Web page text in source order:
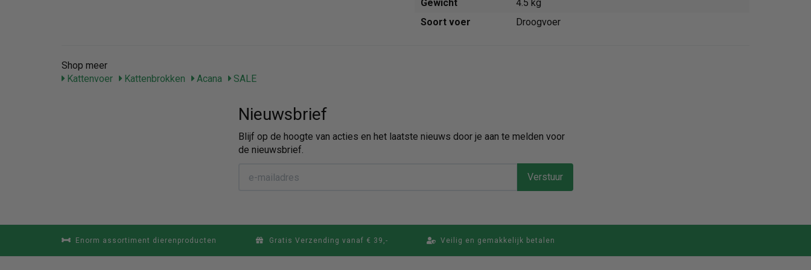
Gewicht
4.5 kg
Soort voer
Droogvoer
Shop meer
Kattenvoer
Kattenbrokken Acana SALE
Nieuwsbrief
Blijf op de hoogte van acties en het laatste nieuws door je aan te melden voor
de nieuwsbrief.
Verstuur
Enorm assortiment dierenproducten Gratis Verzending vanaf € 39,- Veilig en gemakkelijk betalen